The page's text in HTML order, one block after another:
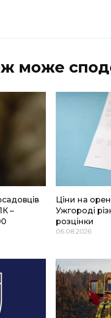
може
–
Ціни на
Ужгороді
розцінки
06.08.2026